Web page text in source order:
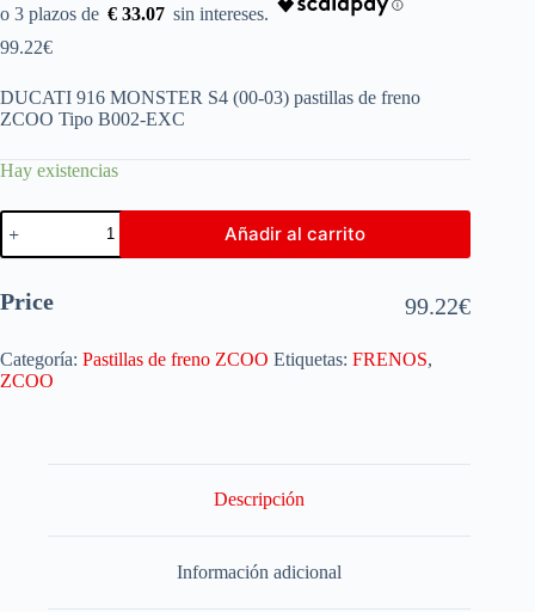
€ 33.07
99.22€
DUCATI 916 MONSTER S4 (00-03) pastillas de freno
ZCOO Tipo B002-EXC
Hay existencias
Añadir al carrito
Price 99.22€
Categoría: Pastillas de freno ZCOO Etiquetas: FRENOS,
ZCOO
Descripción
Información adicional